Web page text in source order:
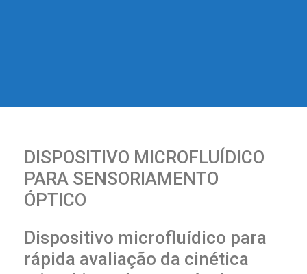
DISPOSITIVO MICROFLUÍDICO
PARA SENSORIAMENTO
ÓPTICO
Dispositivo microfluídico para
rápida avaliação da cinética